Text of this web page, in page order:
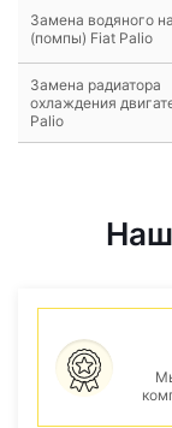
Замена водяного
(помпы) Fiat Palio
Замена радиатора
охлаждения
Palio